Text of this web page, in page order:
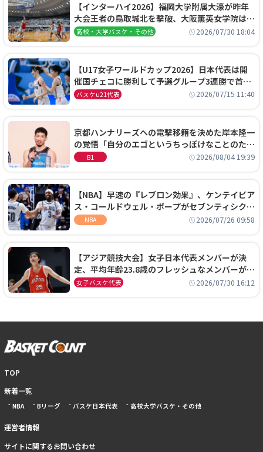
【インターハイ2026】福岡大学附属大濠が昨年
大会王者の鳥取城北を撃破、大阪薫英女学院は岐
阜女子に完勝、大会3日目試合結果
高校・大学バスケ・その他 2026/07/30 18:04
【U17女子ワールドカップ2026】日本代表は開
催国チェコに勝利して予選グループ3連勝で首位
通過！準々決勝の相手はエジプトに決定
バスケu21代表 2026/07/15 11:40
京都ハンナリーズへの電撃移籍を決めた岸本隆一
の覚悟「自分のエゴというちっぽけなことのため
に、京都に来たわけではない」
B1 2026/08/04 19:39
【NBA】早速の『レブロン効果』、ケンテイビア
ス・コールドウェル・ポープがセブンティシクサ
ーズに1年契約で加入
NBA 2026/07/26 09:58
【アジア競技大会】女子日本代表メンバーが決
定、平均年齢23.8歳のフレッシュなメンバーが日
本開催の大舞台で頂点を狙う
女子バスケ代表 2026/07/30 16:12
TOP
新着一覧
NBA Bリーグ バスケ日本代表 高校大学バスケ・その他
運営者情報
サイトに関するお問い合わせ